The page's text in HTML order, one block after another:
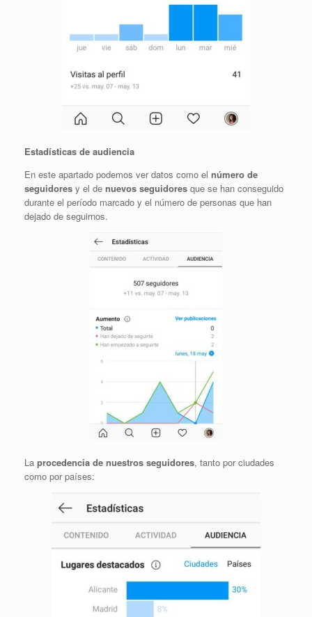
Estadísticas de audiencia
En este apartado podemos ver datos como el número de
seguidores y el de nuevos seguidores que se han conseguido
durante el período marcado y el número de personas que han
dejado de seguirnos.
La procedencia de nuestros seguidores, tanto por ciudades
como por países: